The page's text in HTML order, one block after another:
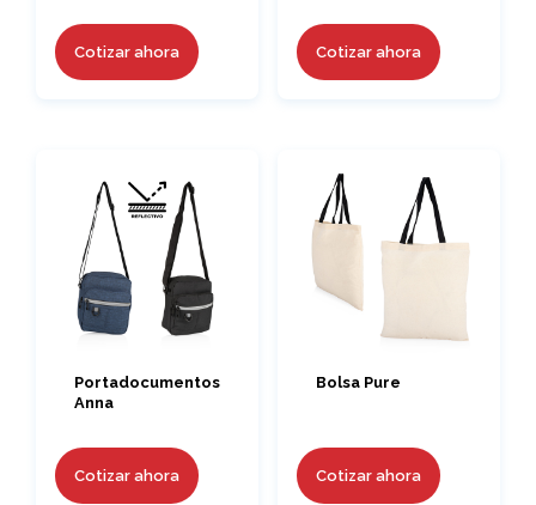
Cotizar ahora Cotizar ahora
Portadocumentos
Anna
Cotizar ahora
Bolsa Pure
Cotizar ahora